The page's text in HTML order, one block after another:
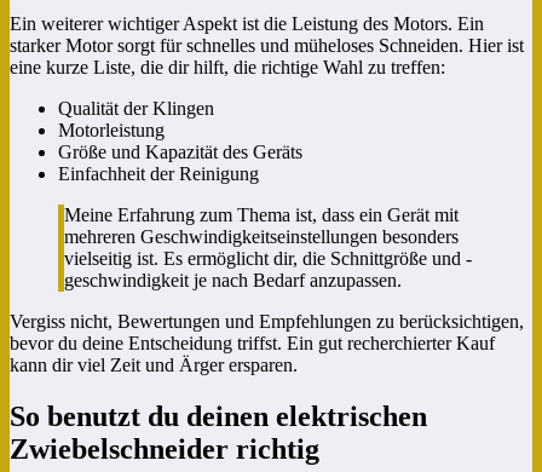
Ein weiterer wichtiger Aspekt ist die Leistung des Motors. Ein
starker Motor sorgt für schnelles und müheloses Schneiden. Hier ist
eine kurze Liste, die dir hilft, die richtige Wahl zu treffen:
Qualität der Klingen
Motorleistung
Größe und Kapazität des Geräts
Einfachheit der Reinigung
Meine Erfahrung zum Thema ist, dass ein Gerät mit
mehreren Geschwindigkeitseinstellungen besonders
vielseitig ist. Es ermöglicht dir, die Schnittgröße und -
geschwindigkeit je nach Bedarf anzupassen.
Vergiss nicht, Bewertungen und Empfehlungen zu berücksichtigen,
bevor du deine Entscheidung triffst. Ein gut recherchierter Kauf
kann dir viel Zeit und Ärger ersparen.
So benutzt du deinen elektrischen
Zwiebelschneider richtig